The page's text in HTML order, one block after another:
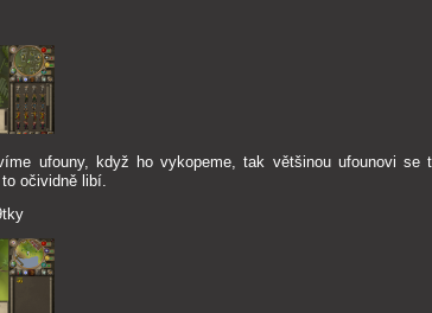
ufouny, když ho vykopeme, tak většinou ufounovi
očividně libí.